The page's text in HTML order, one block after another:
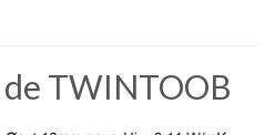
de TWINTOOB